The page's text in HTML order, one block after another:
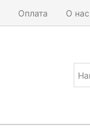
Оплата О нас